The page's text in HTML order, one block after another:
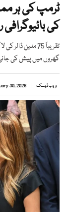
ٹرمپ کی ہر
کی
گھروں میں پیش کی
ویب ڈیسک 30, 2026